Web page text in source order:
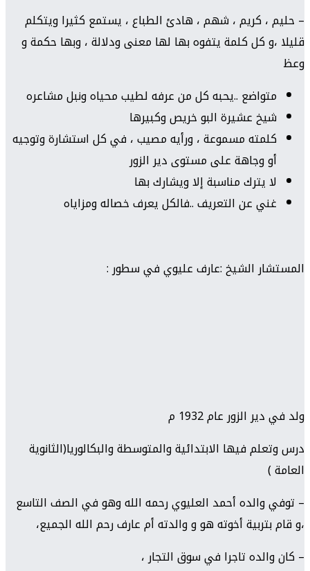
– حليم ، كريم ، شهم ، هادئ الطباع ، يستمع كثيرا ويتكلم
قليلا ،و كل كلمة يتفوه بها لها معنى ودلالة ، وبها حكمة و
وعظ
متواضع ..يحبه كل من عرفه لطيب محياه ونبل مشاعره
شيخ عشيرة البو خريص وكبيرها
كلمته مسموعة ، ورأيه مصيب ، في كل استشارة وتوجيه
أو وجاهة على مستوى دير الزور
لا يترك مناسبة إلا ويشارك بها
غني عن التعريف ..فالكل يعرف خصاله ومزاياه
المستشار الشيخ :عارف عليوي في سطور :
ولد في دير الزور عام 1932 م
درس وتعلم فيها الابتدائية والمتوسطة والبكالوريا(الثانوية
العامة )
– توفي والده أحمد العليوي رحمه الله وهو في الصف التاسع
،و قام بتربية أخوته هو و والدته أم عارف رحم الله الجميع،
– كان والده تاجرا في سوق التجار ،